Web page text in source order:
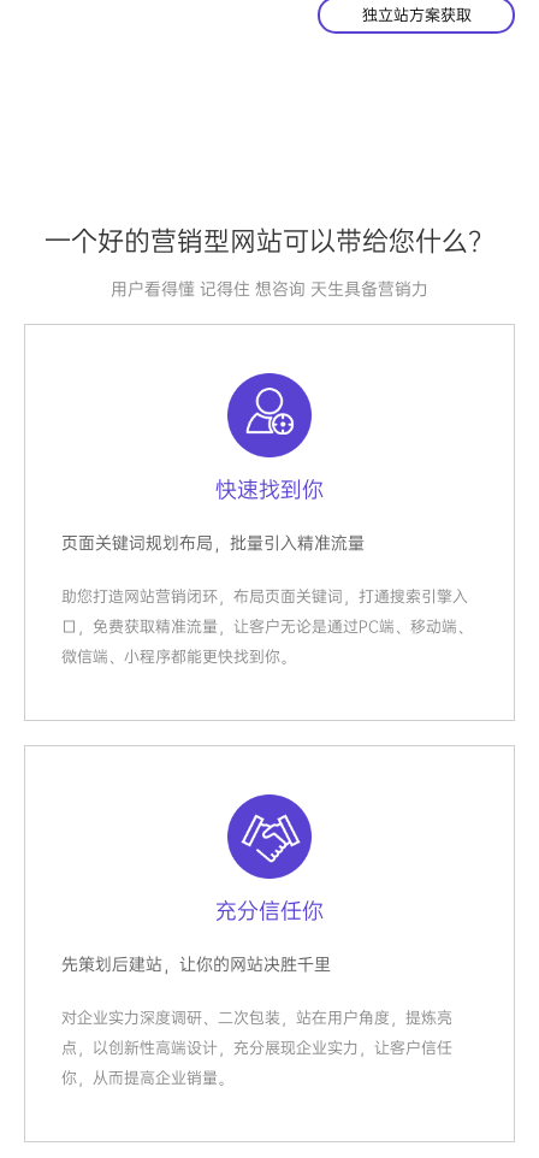
独立站方案获取
一个好的营销型网站可以带给您什么？
用户看得懂 记得住 想咨询 天生具备营销力
快速找到你
页面关键词规划布局，批量引入精准流量
助您打造网站营销闭环，布局页面关键词，打通搜索引擎入
口，免费获取精准流量，让客户无论是通过PC端、移动端、
微信端、小程序都能更快找到你。
充分信任你
先策划后建站，让你的网站决胜千里
对企业实力深度调研、二次包装，站在用户角度，提炼亮
点，以创新性高端设计，充分展现企业实力，让客户信任
你，从而提高企业销量。